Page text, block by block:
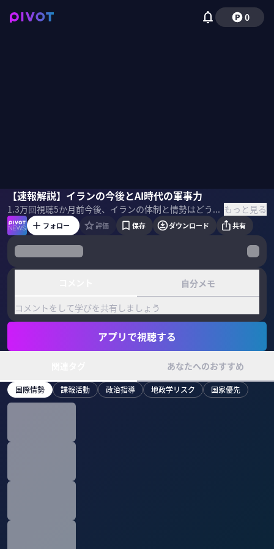
0
【速報解説】イランの今後とAI時代の軍事力
1.3万回視聴5か月前 今後、イランの体制と情勢はどう変化するのか？米国の外交にはどんな戦略があるのか？AI時代の軍事力と合わせて、明治大学特任教授で共同通信元テヘラン支局長の杉田弘毅氏に速報解説してもらった。 ＜ゲスト＞ 杉田弘毅｜明治大学特任教授 一橋大学卒業後、 共同通信社に入社。テヘラン支局長、ニューヨーク特派員を歴任。ワシントン支局長、論説委員長を経て、2022年より明治大学特任教授を務める。専門は米国政治や外交、日米関係。鋭い視点で国際情勢の分析を行う。 ＜目次＞ もっと見る
杉田弘毅佐々木紀彦
フォロー 評価 保存 ダウンロード 共有
自分メモ
コメントをして学びを共有しましょう
アプリで視聴する
あなたへのおすすめ
国際情勢 諜報活動 政治指導 地政学リスク 国家優先